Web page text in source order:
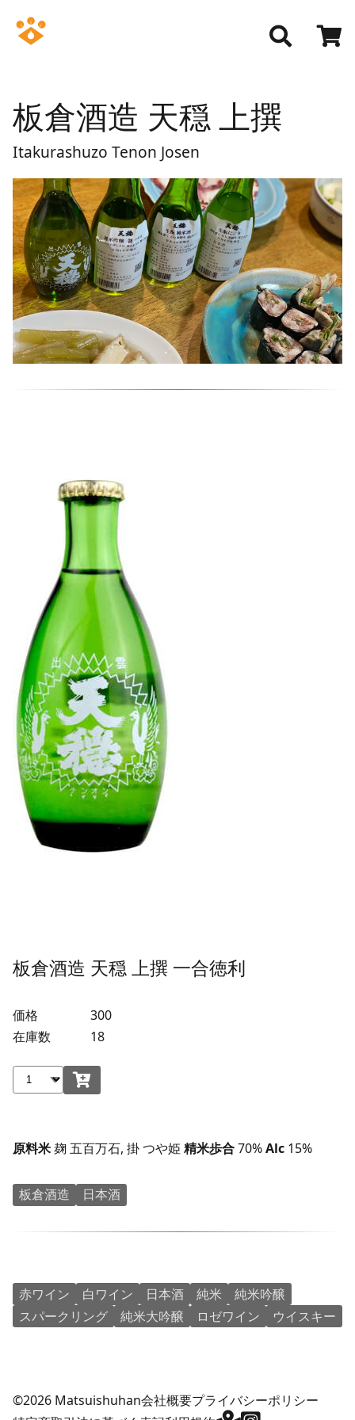
板倉酒造 天穏 上撰
Itakurashuzo Tenon Josen
板倉酒造 天穏 上撰 一合徳利
価格
300
在庫数
18
原料米麹 五百万石, 掛 つや姫 精米歩合70%Alc 15%
板倉酒造 日本酒
赤ワイン 白ワイン 日本酒 純米
純米吟醸
スパークリング
純米大吟醸 ロゼワイン ウイスキー
©2026 Matsuishuhan会社概要プライバシーポリシー